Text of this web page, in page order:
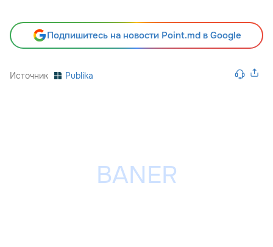
Подпишитесь на новости Point.md в Google
Источник Publika